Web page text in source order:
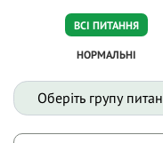
ВСІ ПИТАННЯ
НОРМАЛЬНІ